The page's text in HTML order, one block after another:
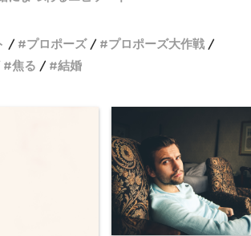
プロポーズ
プロポーズ大作戦
焦る 結婚